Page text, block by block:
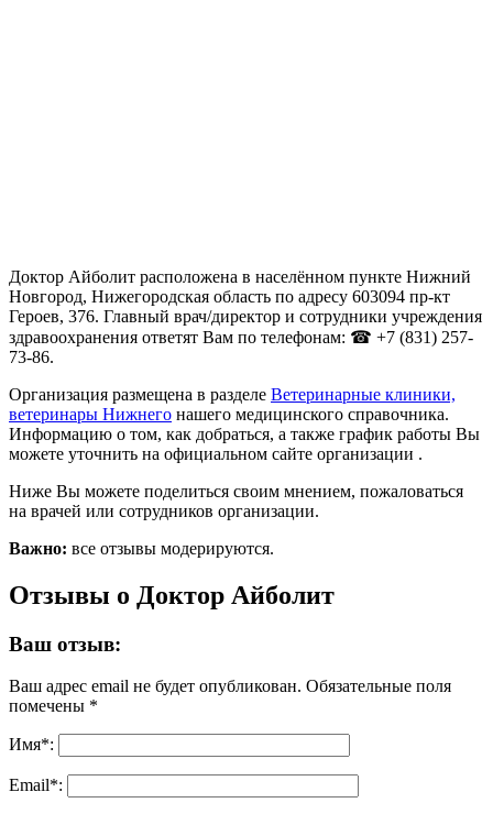
Доктор Айболит расположена в населённом пункте Нижний
Новгород, Нижегородская область по адресу 603094 пр-кт
Героев, 376. Главный врач/директор и сотрудники учреждения
здравоохранения ответят Вам по телефонам: ☎ +7 (831) 257-
73-86.
Организация размещена в разделе Ветеринарные клиники,
ветеринары Нижнего нашего медицинского справочника.
Информацию о том, как добраться, а также график работы Вы
можете уточнить на официальном сайте организации .
Ниже Вы можете поделиться своим мнением, пожаловаться
на врачей или сотрудников организации.
Важно: все отзывы модерируются.
Отзывы о Доктор Айболит
Ваш отзыв:
Ваш адрес email не будет опубликован. Обязательные поля
помечены *
Имя*:
Email*: